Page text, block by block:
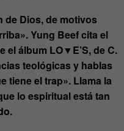
de Dios, de motivos
Yung Beef cita el
el álbum LO▼E’S, de C.
teológicas y hablas
tiene el trap». Llama la
lo espiritual está tan